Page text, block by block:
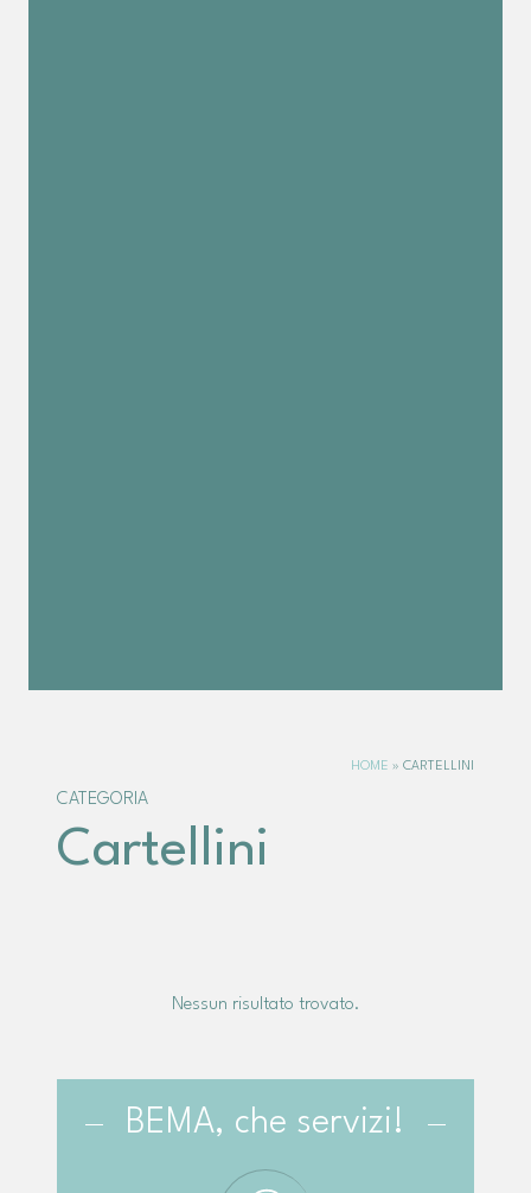
HOME » CARTELLINI
CATEGORIA
Cartellini
Nessun risultato trovato.
BEMA, che servizi!